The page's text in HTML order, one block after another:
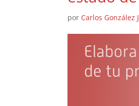
por Carlos González